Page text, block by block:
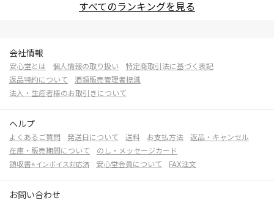
すべてのランキングを見る
会社情報
安心堂とは 個人情報の取り扱い
特定商取引法に基づく表記
返品特約について
酒類販売管理者標識
法人・生産者様のお取引きについて
ヘルプ
よくあるご質問 発送日について 送料 お支払方法
返品・キャンセル
在庫・販売期間について
のし・メッセージカード
領収書※インボイス対応済 安心堂会員について FAX注文
お問い合わせ